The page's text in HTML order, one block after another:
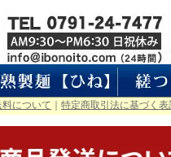
について 特定商取引法に基づく表